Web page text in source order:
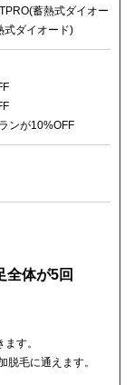
蓄熱式ダイオード)
式ダイオード)
ンが10%OFF
全体が5回
す。
毛に通えます。